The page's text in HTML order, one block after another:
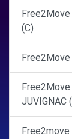
Free2Move
(C)
Free2Move
Free2Move
JUVIGNAC
Free2move